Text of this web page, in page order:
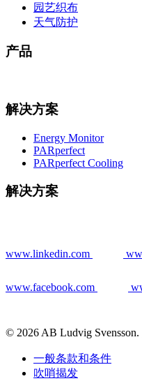
园艺织布
天气防护
产品
解决方案
Energy Monitor
PARperfect
PARperfect Cooling
解决方案
www.linkedin.com
www.facebook.com
© 2026 AB Ludvig
一般条款和条件
吹哨揭发